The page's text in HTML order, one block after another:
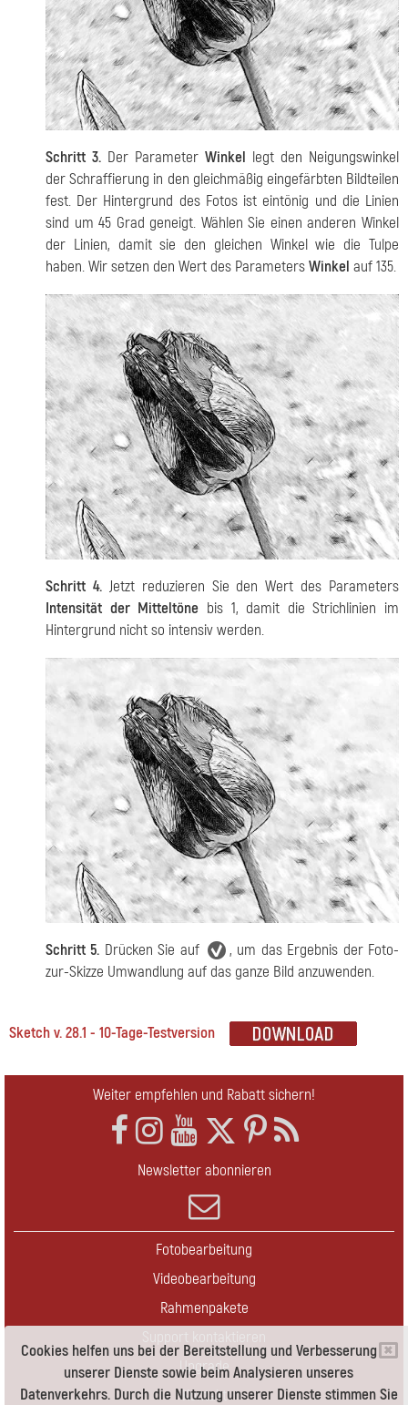
Cookies helfen uns bei der Bereitstellung und Verbesserung
unserer Dienste sowie beim Analysieren unseres
Datenverkehrs. Durch die Nutzung unserer Dienste stimmen Sie
Schritt 3. Der Parameter Winkel legt den Neigungswinkel
der Schraffierung in den gleichmäßig eingefärbten Bildteilen
fest. Der Hintergrund des Fotos ist eintönig und die Linien
sind um 45 Grad geneigt. Wählen Sie einen anderen Winkel
der Linien, damit sie den gleichen Winkel wie die Tulpe
haben. Wir setzen den Wert des ParametersWinkel auf 135.
Schritt 4.Jetzt reduzieren Sie den Wert des Parameters
Intensität der Mitteltöne bis 1, damit die Strichlinien im
Hintergrund nicht so intensiv werden.
Schritt 5. Drücken Sie auf
, um das Ergebnis der Foto-
zur-Skizze Umwandlung auf das ganze Bild anzuwenden.
Sketch v. 28.1 - 10-Tage-Testversion
Weiter empfehlen und Rabatt sichern!
Newsletter abonnieren
Fotobearbeitung
Videobearbeitung
Rahmenpakete
Upgrade
Kontakt